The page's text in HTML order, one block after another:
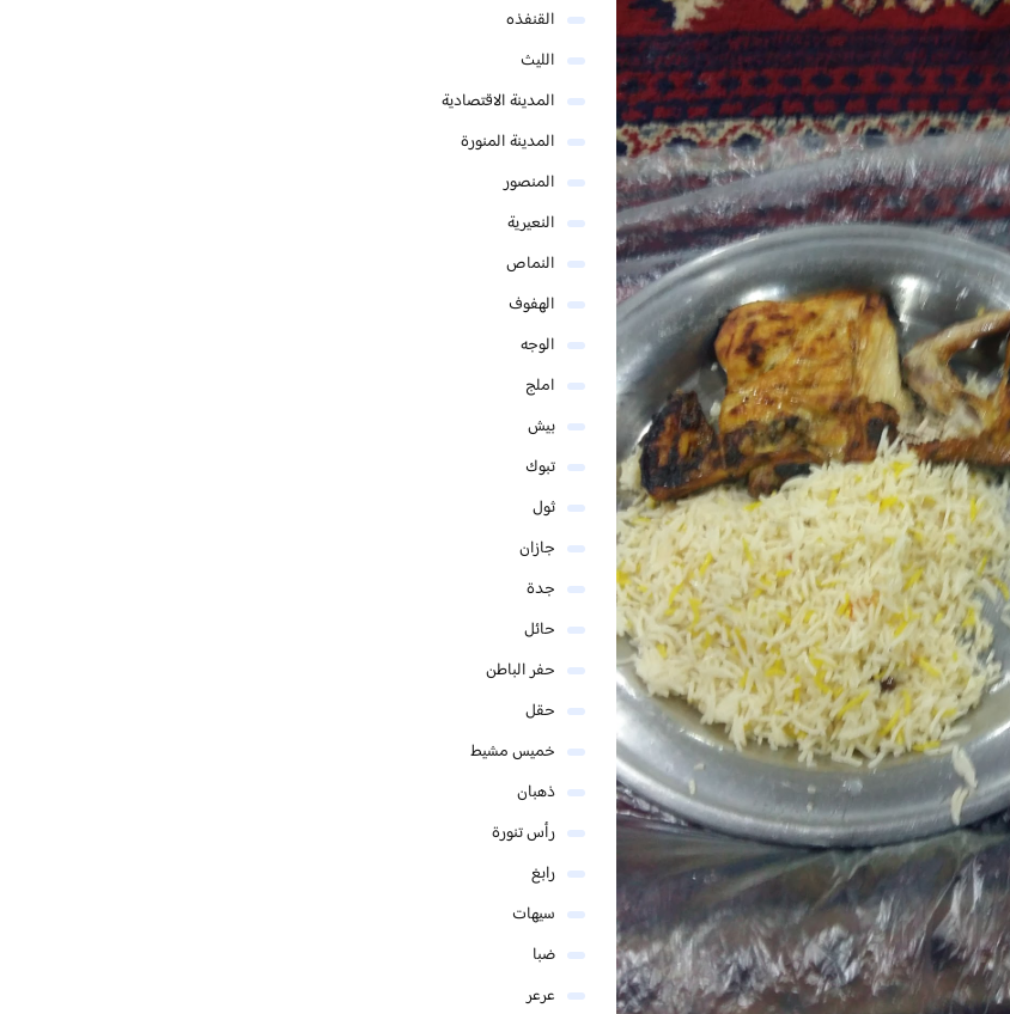
القنفذه
الليث
المدينة الاقتصادية
المدينة المنورة
المنصور
النعيرية
النماص
الهفوف
الوجه
املج
بيش
تبوك
ثول
جازان
جدة
حائل
حفر الباطن
حقل
خميس مشيط
ذهبان
رأس تنورة
رابغ
سيهات
ضبا
عرعر